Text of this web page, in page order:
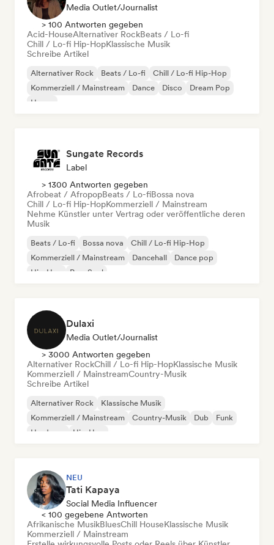
Media Outlet/Journalist
> 100 Antworten gegeben
Acid-HouseAlternativer RockBeats / Lo-fi
Chill / Lo-fi Hip-HopKlassische Musik
Schreibe Artikel
Alternativer Rock Beats / Lo-fi
Chill / Lo-fi Hip-Hop
Kommerziell / Mainstream
Dance Disco
Dream Pop
House
Sungate Records
Label
> 1300 Antworten gegeben
Afrobeat / AfropopBeats / Lo-fiBossa nova
Chill / Lo-fi Hip-HopKommerziell / Mainstream
Nehme Künstler unter Vertrag oder veröffentliche deren
Musik
Beats / Lo-fi Bossa nova
Chill / Lo-fi Hip-Hop
Kommerziell / Mainstream
Dancehall
Dance pop
Hip-Hop
Pop-Soul
Dulaxi
Media Outlet/Journalist
> 3000 Antworten gegeben
Alternativer RockChill / Lo-fi Hip-HopKlassische Musik
Kommerziell / MainstreamCountry-Musik
Schreibe Artikel
Alternativer Rock
Klassische Musik
Kommerziell / Mainstream
Country-Musik Dub
Funk
Hardcore
Hip-Hop
NEU
Tati Kapaya
Social Media Influencer
< 100 gegebene Antworten
Afrikanische MusikBluesChill HouseKlassische Musik
Kommerziell / Mainstream